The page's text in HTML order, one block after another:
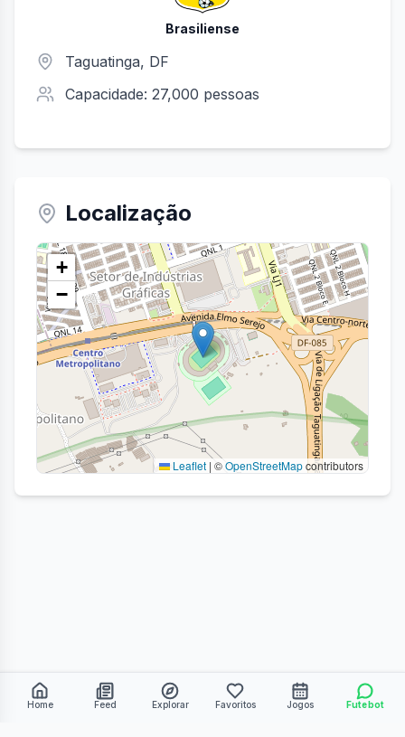
Taguatinga, DF
Capacidade: 27,000 pessoas
Brasiliense
Localização
+
−
Leaflet | ©OpenStreetMapcontributors
Home Feed Explorar Favoritos Jogos Futebot